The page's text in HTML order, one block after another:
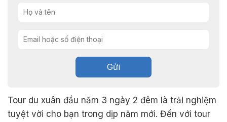
Gửi
Tour du xuân đầu năm 3 ngày 2 đêm là trải nghiệm
tuyệt vời cho bạn trong dịp năm mới. Đến với tour